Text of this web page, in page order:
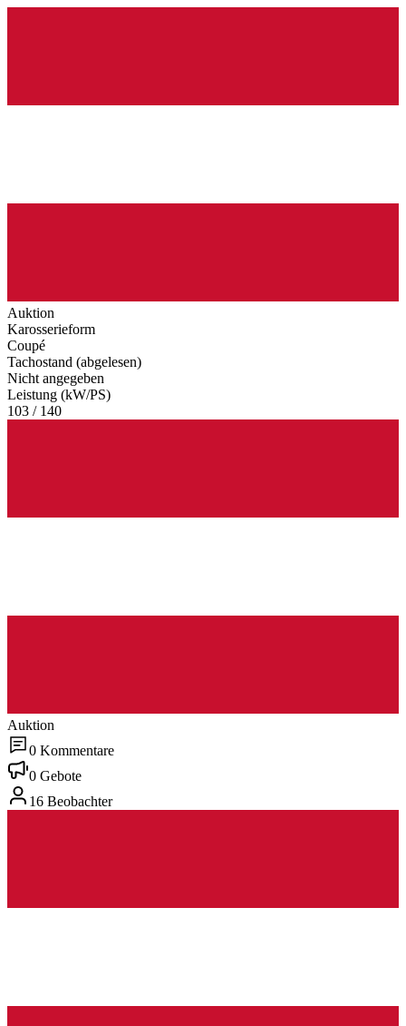
Auktion
Karosserieform
Coupé
Tachostand (abgelesen)
Nicht angegeben
Leistung (kW/PS)
103 / 140
Auktion
0 Kommentare
0 Gebote
16 Beobachter